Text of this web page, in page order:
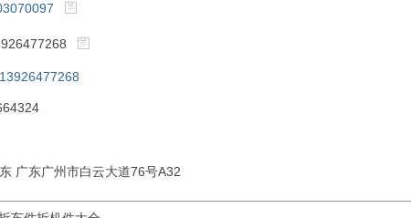
13926477268
广东广州市白云大道76号A32